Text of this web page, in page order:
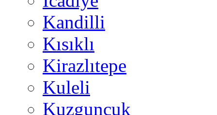
Kandilli
Kısıklı
Kirazlıtepe
Kuleli
Kuzguncuk